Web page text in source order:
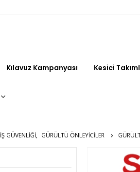
Kılavuz Kampanyası Kesici
İŞ GÜVENLIĞI, GÜRÜLTÜ ÖNLEYICILER